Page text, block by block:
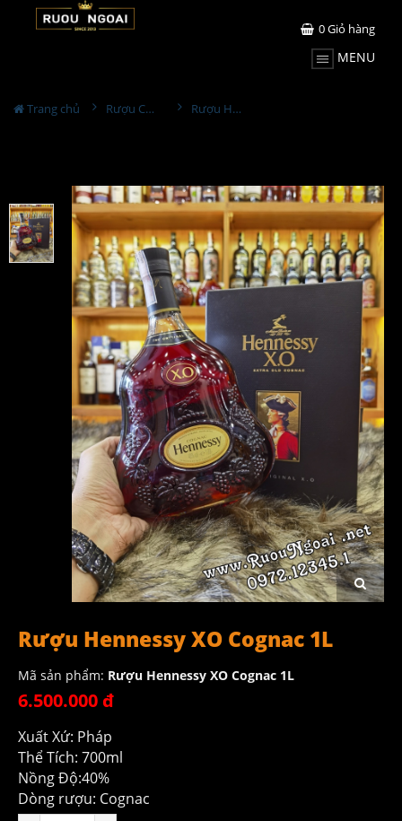
0Giỏ hàng
MENU
Trang chủ Rượu Cognac Rượu Hennessy XO Cognac 1L
Rượu Hennessy XO Cognac 1L
Mã sản phẩm: Rượu Hennessy XO Cognac 1L
6.500.000 đ
Xuất Xứ: Pháp
Thể Tích: 700ml
Nồng Độ:40%
Dòng rượu: Cognac